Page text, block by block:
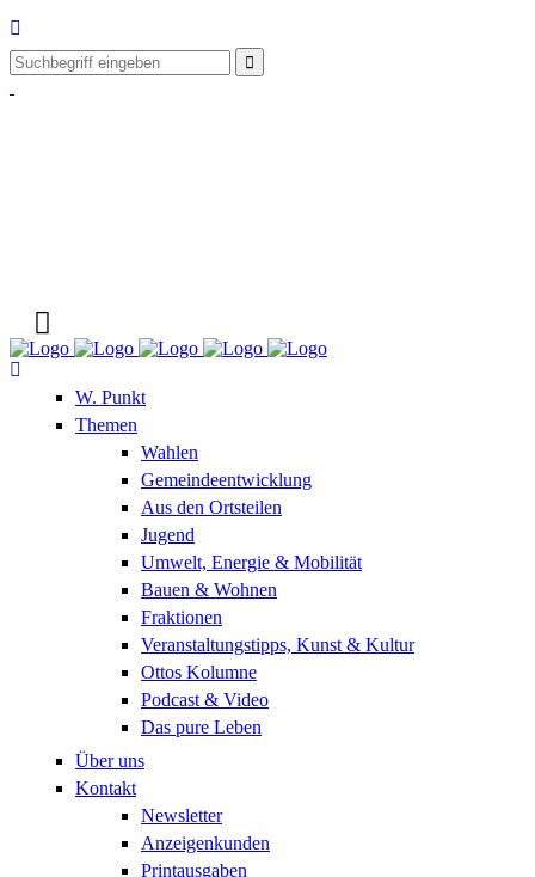
W. Punkt
Themen
Wahlen
Gemeindeentwicklung
Aus den Ortsteilen
Jugend
Umwelt, Energie & Mobilität
Bauen & Wohnen
Fraktionen
Veranstaltungstipps, Kunst & Kultur
Ottos Kolumne
Podcast & Video
Das pure Leben
Über uns
Kontakt
Newsletter
Anzeigenkunden
Printausgaben